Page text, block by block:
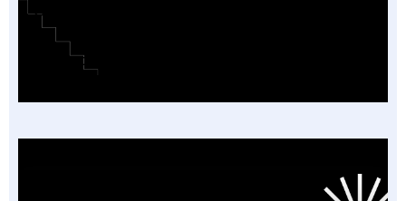
Cobertura o Plan de Beneficios en la Factura
Categorías Vigentes en Colombia 2026